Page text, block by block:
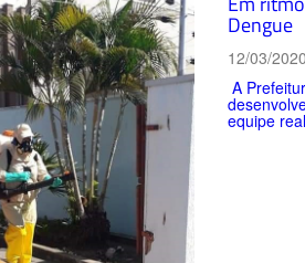
Dengue
12/03/
A
equipe